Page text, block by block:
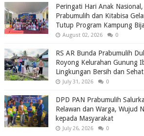
Peringati Hari Anak
Prabumulih dan Kitabisa
Tutup Program Kampung
August 02, 2026 0
RS AR Bunda Prabumulih
Royong Kelurahan Gunung
Lingkungan Bersih dan Sehat
July 31, 2026 0
DPD PAN Prabumulih
Relawan dan Warga, Wujud
kepada Masyarakat
July 26, 2026 0